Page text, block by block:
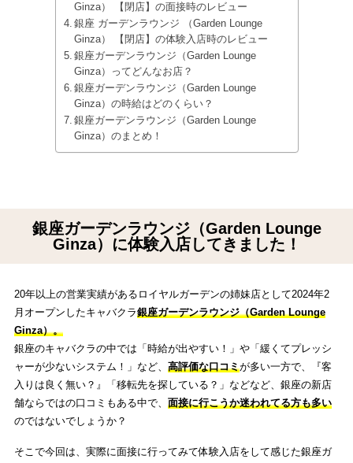
Ginza） 【閉店】の面接時のレビュー
銀座 ガーデンラウンジ （Garden Lounge
Ginza） 【閉店】の体験入店時のレビュー
銀座ガーデンラウンジ（Garden Lounge
Ginza）ってどんなお店？
銀座ガーデンラウンジ（Garden Lounge
Ginza）の時給はどのくらい？
銀座ガーデンラウンジ（Garden Lounge
Ginza）のまとめ！
銀座ガーデンラウンジ（Garden Lounge
Ginza）に体験入店してきました！
20年以上の営業実績があるロイヤルガーデンの姉妹店として2024年2
月オープンしたキャバクラ銀座ガーデンラウンジ（Garden Lounge
Ginza）。
銀座のキャバクラの中では「時給が出やすい！」や「緩くてプレッシ
ャーが少ないシステム！」など、 高評価な口コミが多い一方で、『客
入りは良く無い？』「移転先を探している？」などなど、銀座の新店
舗ならではの口コミもある中で、 面接に行こうか迷われてる方も多い
のではないでしょうか？
そこで今回は、実際に面接に行ってみて体験入店をして感じた銀座ガ